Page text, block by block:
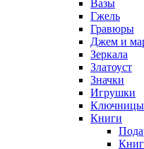
Вазы
Гжель
Гравюры
Джем и
Зеркала
Златоуст
Значки
Игрушки
Ключницы
Книги